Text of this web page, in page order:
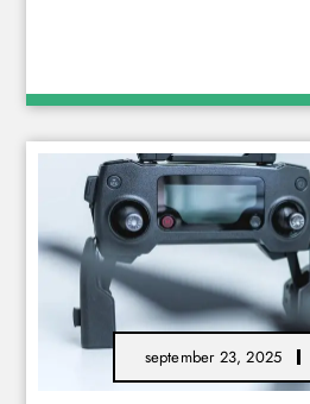
september 23, 2025